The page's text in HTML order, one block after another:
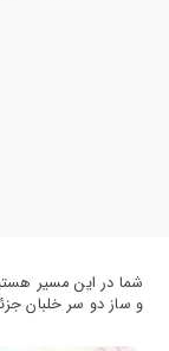
شما در این مسیر
و ساز دو سر خلبان